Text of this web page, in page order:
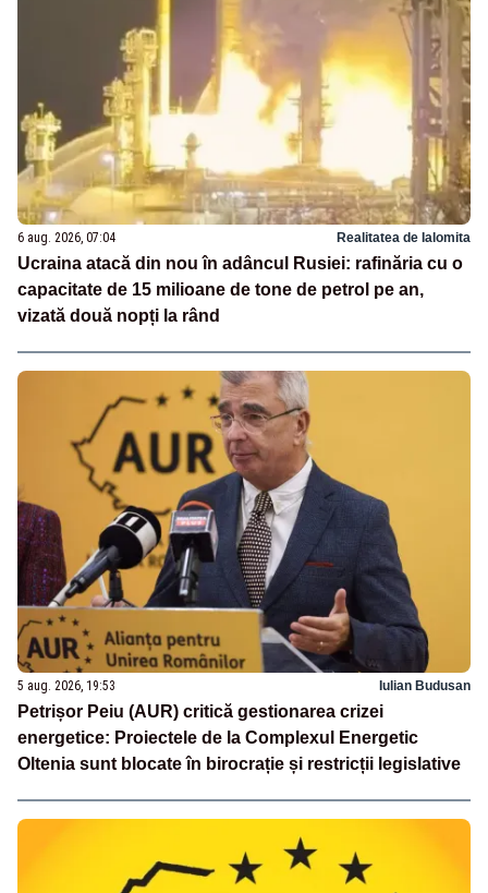
6 aug. 2026, 07:04 Realitatea de Ialomita
Ucraina atacă din nou în adâncul Rusiei: rafinăria cu o
capacitate de 15 milioane de tone de petrol pe an,
vizată două nopți la rând
5 aug. 2026, 19:53 Iulian Budusan
Petrișor Peiu (AUR) critică gestionarea crizei
energetice: Proiectele de la Complexul Energetic
Oltenia sunt blocate în birocrație și restricții legislative